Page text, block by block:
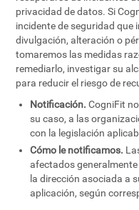
privacidad de datos. Si
incidente de seguridad que
divulgación, alteración o
tomaremos las medidas
remediarlo, investigar su
para reducir el riesgo de
Notificación. CogniFit
su caso, a las
con la legislación
Cómo le notificamos.
afectados
la dirección asociada a
aplicación, según